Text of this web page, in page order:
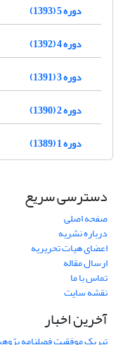
دوره 5 (1393)
دوره 4 (1392)
دوره 3 (1391)
دوره 2 (1390)
دوره 1 (1389)
دسترسی سریع
صفحه اصلی
درباره نشریه
اعضای هیات تحریریه
ارسال مقاله
تماس با ما
نقشه سایت
آخرین اخبار
تبریک موفقیت فصلنامه